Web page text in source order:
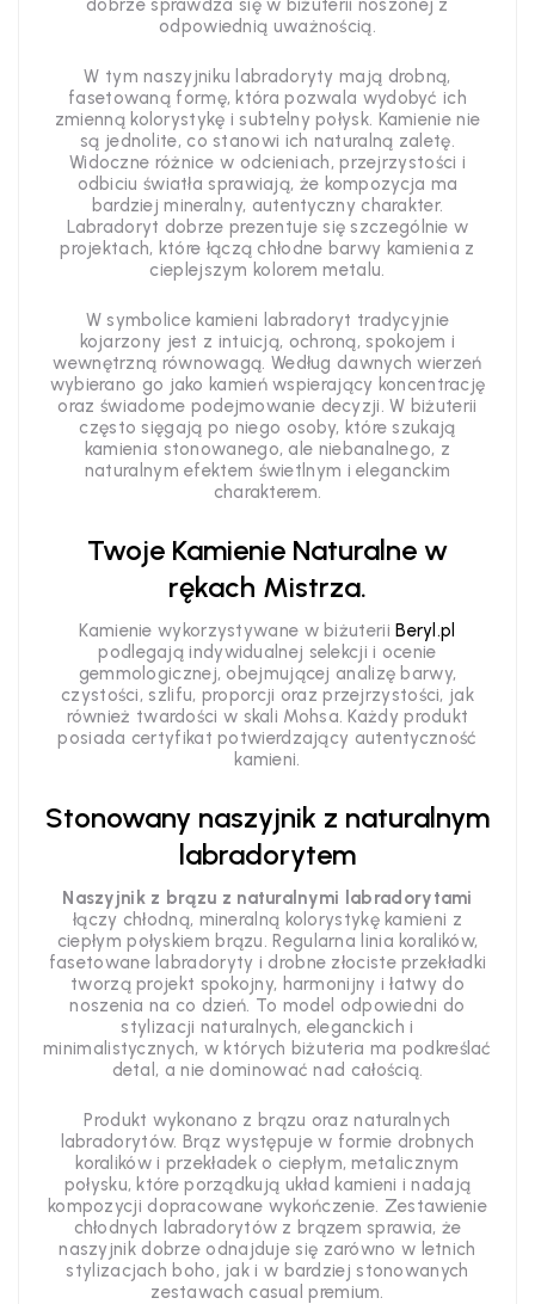
dobrze sprawdza się w biżuterii noszonej z
odpowiednią uważnością.
W tym naszyjniku labradoryty mają drobną,
fasetowaną formę, która pozwala wydobyć ich
zmienną kolorystykę i subtelny połysk. Kamienie nie
są jednolite, co stanowi ich naturalną zaletę.
Widoczne różnice w odcieniach, przejrzystości i
odbiciu światła sprawiają, że kompozycja ma
bardziej mineralny, autentyczny charakter.
Labradoryt dobrze prezentuje się szczególnie w
projektach, które łączą chłodne barwy kamienia z
cieplejszym kolorem metalu.
W symbolice kamieni labradoryt tradycyjnie
kojarzony jest z intuicją, ochroną, spokojem i
wewnętrzną równowagą. Według dawnych wierzeń
wybierano go jako kamień wspierający koncentrację
oraz świadome podejmowanie decyzji. W biżuterii
często sięgają po niego osoby, które szukają
kamienia stonowanego, ale niebanalnego, z
naturalnym efektem świetlnym i eleganckim
charakterem.
Twoje Kamienie Naturalne w
rękach Mistrza.
Kamienie wykorzystywane w biżuteriiBeryl.pl
podlegają indywidualnej selekcji i ocenie
gemmologicznej, obejmującej analizę barwy,
czystości, szlifu, proporcji oraz przejrzystości, jak
również twardości w skali Mohsa. Każdy produkt
posiada certyfikat potwierdzający autentyczność
kamieni.
Stonowany naszyjnik z naturalnym
labradorytem
Naszyjnik z brązu z naturalnymi labradorytami
łączy chłodną, mineralną kolorystykę kamieni z
ciepłym połyskiem brązu. Regularna linia koralików,
fasetowane labradoryty i drobne złociste przekładki
tworzą projekt spokojny, harmonijny i łatwy do
noszenia na co dzień. To model odpowiedni do
stylizacji naturalnych, eleganckich i
minimalistycznych, w których biżuteria ma podkreślać
detal, a nie dominować nad całością.
Produkt wykonano z brązu oraz naturalnych
labradorytów. Brąz występuje w formie drobnych
koralików i przekładek o ciepłym, metalicznym
połysku, które porządkują układ kamieni i nadają
kompozycji dopracowane wykończenie. Zestawienie
chłodnych labradorytów z brązem sprawia, że
naszyjnik dobrze odnajduje się zarówno w letnich
stylizacjach boho, jak i w bardziej stonowanych
zestawach casual premium.